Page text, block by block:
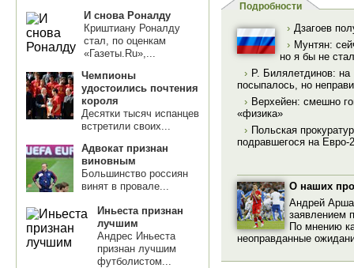
И снова Роналду
Криштиану Роналду
стал, по оценкам
«Газеты.Ru»,...
Чемпионы
удостоились почтения
короля
Десятки тысяч испанцев
встретили своих...
Адвокат признан
виновным
Большинство россиян
винят в провале...
Иньеста признан
лучшим
Андрес Иньеста
признан лучшим
футболистом...
Подробности
› Дзагоев
› Мунтян:
но я бы не
› Р. Билялетдинов:
посыпалось, но
› Верхейен: смешно
«физика»
› Польская
подравшегося на Евро-
О наших
Андрей
заявлением
По мнению
неоправданные